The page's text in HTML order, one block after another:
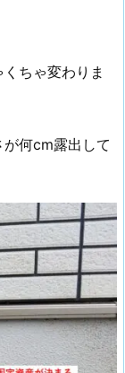
ちゃ変わりま
何cm露出して